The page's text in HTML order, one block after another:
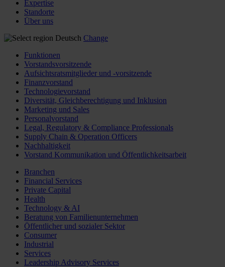
Expertise
Standorte
Über uns
Deutsch Change
Funktionen
Vorstandsvorsitzende
Aufsichtsratsmitglieder und -vorsitzende
Finanzvorstand
Technologievorstand
Diversität, Gleichberechtigung und Inklusion
Marketing und Sales
Personalvorstand
Legal, Regulatory & Compliance Professionals
Supply Chain & Operation Officers
Nachhaltigkeit
Vorstand Kommunikation und Öffentlichkeitsarbeit
Branchen
Financial Services
Private Capital
Health
Technology & AI
Beratung von Familienunternehmen
Öffentlicher und sozialer Sektor
Consumer
Industrial
Services
Leadership Advisory Services